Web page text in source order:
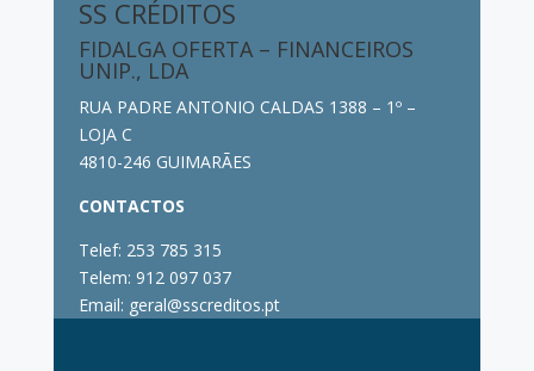
SS CRÉDITOS
FIDALGA OFERTA – FINANCEIROS
UNIP., LDA
RUA PADRE ANTONIO CALDAS 1388 – 1º –
LOJA C
4810-246 GUIMARÃES
CONTACTOS
Telef: 253 785 315
Telem: 912 097 037
Email: geral@sscreditos.pt